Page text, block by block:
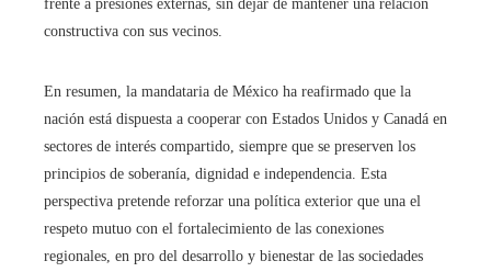
frente a presiones externas, sin dejar de mantener una relación
constructiva con sus vecinos.
En resumen, la mandataria de México ha reafirmado que la
nación está dispuesta a cooperar con Estados Unidos y Canadá en
sectores de interés compartido, siempre que se preserven los
principios de soberanía, dignidad e independencia. Esta
perspectiva pretende reforzar una política exterior que una el
respeto mutuo con el fortalecimiento de las conexiones
regionales, en pro del desarrollo y bienestar de las sociedades